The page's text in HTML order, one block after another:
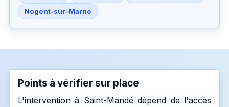
Nogent-sur-Marne
Points à vérifier sur place
L'intervention à Saint-Mandé dépend de l'accès